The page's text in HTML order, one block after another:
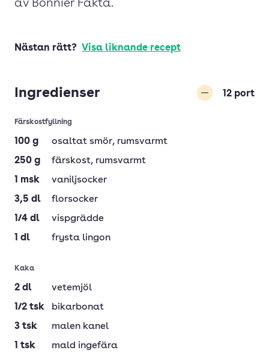
av Bonnier Fakta.
Nästan rätt? Visa liknande recept
Ingredienser 12 port
Färskostfyllning
100 g osaltat smör, rumsvarmt
250 g färskost, rumsvarmt
1 msk
vaniljsocker
3,5 dl
florsocker
1/4 dl
vispgrädde
1 dl frysta lingon
Kaka
2 dl
vetemjöl
1/2 tsk
bikarbonat
3 tsk
malen kanel
1 tsk
mald ingefära